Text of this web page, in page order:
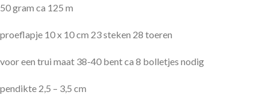
50 gram ca 125 m
proeflapje 10 x 10 cm 23 steken 28 toeren
voor een trui maat 38-40 bent ca 8 bolletjes nodig
pendikte 2,5 – 3,5 cm